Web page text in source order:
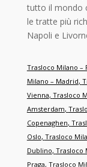
tutto il mondo
le tratte più
Napoli e
Trasloco Milano –
Milano – Madrid,
Vienna, Trasloco
Amsterdam,
Copenaghen,
Oslo, Trasloco
Dublino, Trasloco
Praga, Trasloco